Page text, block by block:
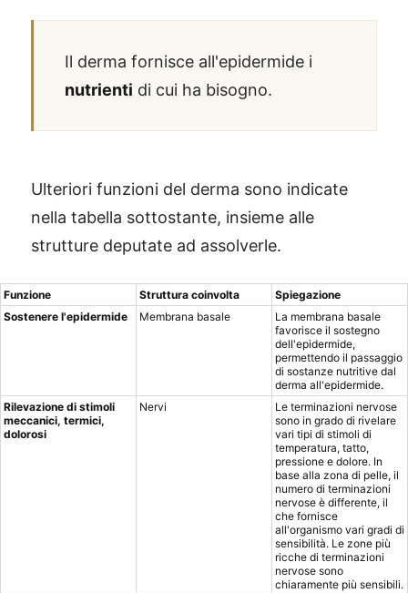
Il derma fornisce all'epidermide i
nutrienti di cui ha bisogno.
Ulteriori funzioni del derma sono indicate
nella tabella sottostante, insieme alle
strutture deputate ad assolverle.
Funzione Struttura coinvolta
Spiegazione
Sostenere l'epidermide
Membrana basale
La membrana basale
favorisce il sostegno
dell'epidermide,
permettendo il passaggio
di sostanze nutritive dal
derma all'epidermide.
Rilevazione di stimoli
meccanici, termici,
dolorosi
Nervi
Le terminazioni nervose
sono in grado di rivelare
vari tipi di stimoli di
temperatura, tatto,
pressione e dolore. In
base alla zona di pelle, il
numero di terminazioni
nervose è differente, il
che fornisce
all'organismo vari gradi di
sensibilità. Le zone più
ricche di terminazioni
nervose sono
chiaramente più sensibili.